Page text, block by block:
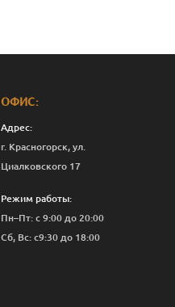
ОФИС:
Адрес:
г. Красногорск, ул.
Циалковского 17
Режим работы:
Пн–Пт: с 9:00 до 20:00
Сб, Вс: с9:30 до 18:00